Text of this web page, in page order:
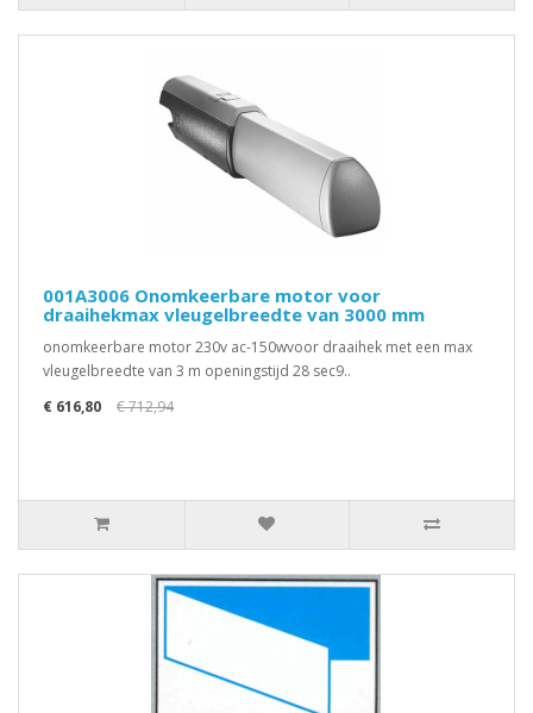
001A3006 Onomkeerbare motor voor
draaihekmax vleugelbreedte van 3000 mm
onomkeerbare motor 230v ac-150wvoor draaihek met een max
vleugelbreedte van 3 m openingstijd 28 sec9..
€ 616,80
€ 712,94